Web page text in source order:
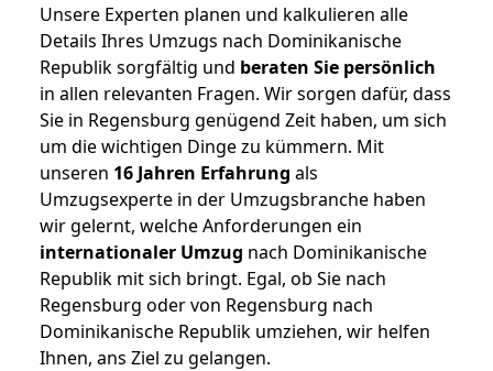
Unsere Experten planen und kalkulieren alle
Details Ihres Umzugs nach Dominikanische
Republik sorgfältig und beraten Sie persönlich
in allen relevanten Fragen. Wir sorgen dafür, dass
Sie in Regensburg genügend Zeit haben, um sich
um die wichtigen Dinge zu kümmern. Mit
unseren 16 Jahren Erfahrung als
Umzugsexperte in der Umzugsbranche haben
wir gelernt, welche Anforderungen ein
internationaler Umzug nach Dominikanische
Republik mit sich bringt. Egal, ob Sie nach
Regensburg oder von Regensburg nach
Dominikanische Republik umziehen, wir helfen
Ihnen, ans Ziel zu gelangen.